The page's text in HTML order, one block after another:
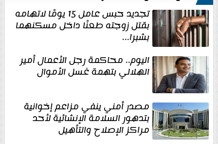
تجديد حبس عامل 15 يومًا لاتهامه
بقتل زوجته طعنًا داخل مسكنهما
بشبرا...
اليوم.. محاكمة رجل الأعمال أمير
الهلالي بتهمة غسل الأموال
مصدر أمني ينفي مزاعم إخوانية
بتدهور السلامة الإنشائية لأحد
مراكز الإصلاح والتأهيل